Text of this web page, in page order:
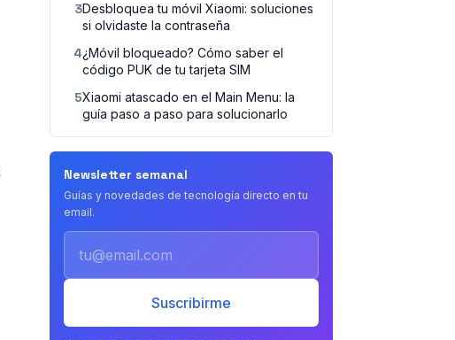
3Desbloquea tu móvil Xiaomi: soluciones
si olvidaste la contraseña
4¿Móvil bloqueado? Cómo saber el
código PUK de tu tarjeta SIM
5Xiaomi atascado en el Main Menu: la
guía paso a paso para solucionarlo
Newsletter semanal
Guías y novedades de tecnología directo en tu
email.
Suscribirme